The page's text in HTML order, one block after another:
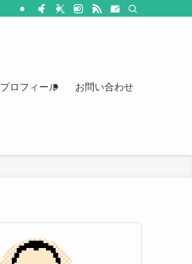
プロフィール お問い合わせ